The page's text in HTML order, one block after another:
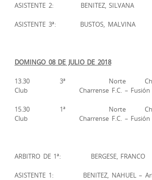
ASISTENTE 2: BENITEZ, SILVANA
ASISTENTE 3ª: BUSTOS, MALVINA
DOMINGO 08 DE JULIO DE 2018
13.30 3ª Norte
Club Charrense F.C. – Fusión
15.30 1ª Norte
Club Charrense F.C. – Fusión
ARBITRO DE 1ª: BERGESE, FRANCO
ASISTENTE 1: BENITEZ, NAHUEL –